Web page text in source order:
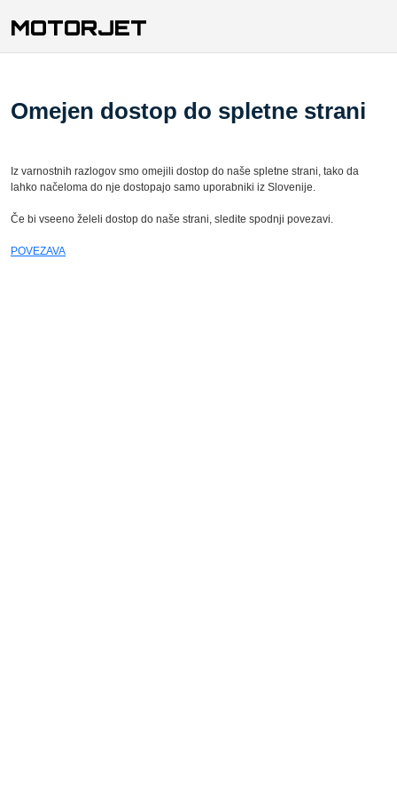
MOTORJET
Omejen dostop do spletne strani
Iz varnostnih razlogov smo omejili dostop do naše spletne strani, tako da
lahko načeloma do nje dostopajo samo uporabniki iz Slovenije.
Če bi vseeno želeli dostop do naše strani, sledite spodnji povezavi.
POVEZAVA